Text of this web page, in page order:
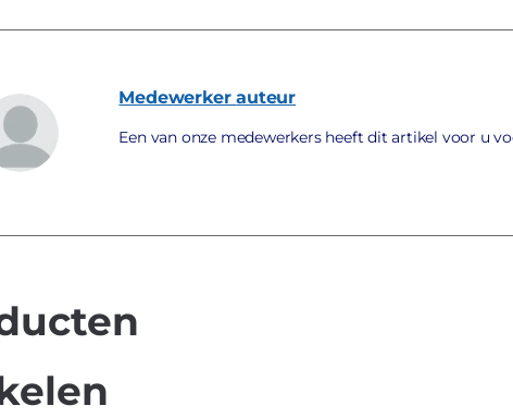
Medewerkerauteur
Een van onze medewerkers heeft dit artikel voor u